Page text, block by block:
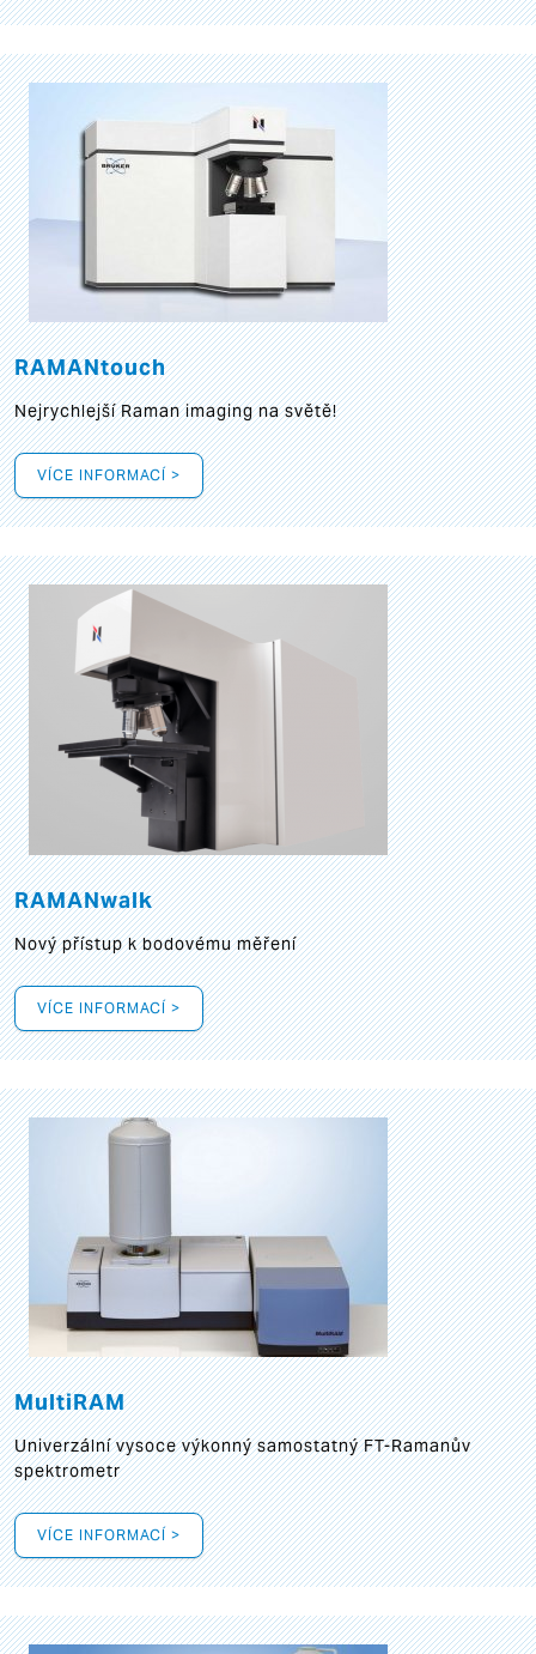
RAMANtouch
Nejrychlejší Raman imaging na světě!
VÍCE INFORMACÍ >
RAMANwalk
Nový přístup k bodovému měření
VÍCE INFORMACÍ >
MultiRAM
Univerzální vysoce výkonný samostatný FT-Ramanův
spektrometr
VÍCE INFORMACÍ >